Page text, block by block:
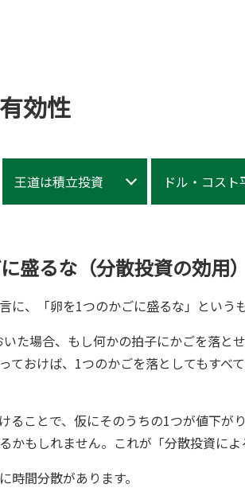
効性
王道は積立投資 ドル・コス
盛るな（分散投資の効用）
に、「卵を1つのかごに盛るな」という
た場合、もし何かの拍子にかごを落と
ておけば、1つのかごを落としてもすべ
ることで、仮にそのうちの1つが値下が
かもしれません。これが「分散投資によ
時間分散があります。